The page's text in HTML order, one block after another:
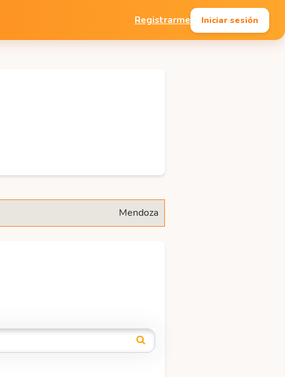
Registrarme Iniciar sesión
Mendoza